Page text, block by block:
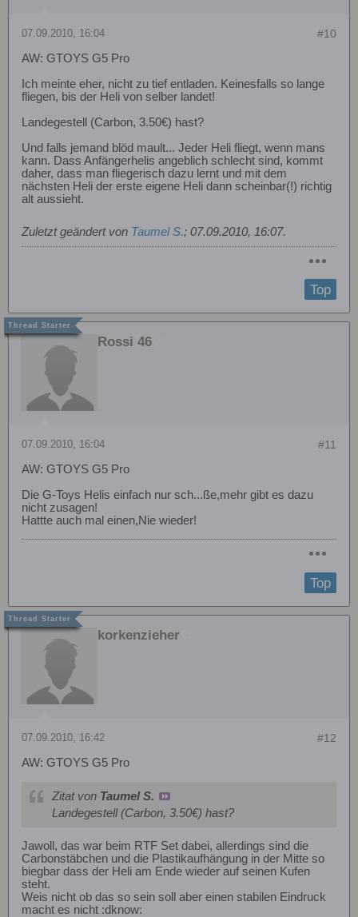
#10
07.09.2010, 16:04
AW: GTOYS G5 Pro
Ich meinte eher, nicht zu tief entladen. Keinesfalls so lange
fliegen, bis der Heli von selber landet!
Landegestell (Carbon, 3.50€) hast?
Und falls jemand blöd mault... Jeder Heli fliegt, wenn mans
kann. Dass Anfängerhelis angeblich schlecht sind, kommt
daher, dass man fliegerisch dazu lernt und mit dem
nächsten Heli der erste eigene Heli dann scheinbar(!) richtig
alt aussieht.
Zuletzt geändert von Taumel S.; 07.09.2010, 16:07.
Top
Rossi 46
#11
07.09.2010, 16:04
AW: GTOYS G5 Pro
Die G-Toys Helis einfach nur sch...ße,mehr gibt es dazu
nicht zusagen!
Hattte auch mal einen,Nie wieder!
Top
korkenzieher
#12
07.09.2010, 16:42
AW: GTOYS G5 Pro
Zitat von Taumel S.
Landegestell (Carbon, 3.50€) hast?
Jawoll, das war beim RTF Set dabei, allerdings sind die
Carbonstäbchen und die Plastikaufhängung in der Mitte so
biegbar dass der Heli am Ende wieder auf seinen Kufen
steht.
Weis nicht ob das so sein soll aber einen stabilen Eindruck
macht es nicht :dknow: